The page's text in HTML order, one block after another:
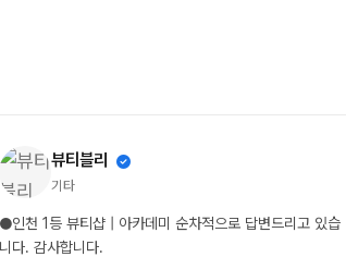
뷰티블리
기타
●인천 1등 뷰티샵 | 아카데미 순차적으로 답변드리고 있습
니다. 감사합니다.